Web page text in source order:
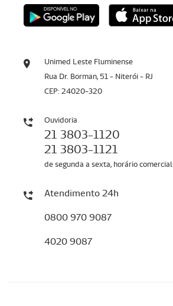
Unimed Leste Fluminense
Rua Dr. Borman, 51 - Niterói - RJ
CEP: 24020-320
Ouvidoria
21 3803-1120
21 3803-1121
de segunda a sexta, horário comercial
Atendimento 24h
0800 970 9087
4020 9087